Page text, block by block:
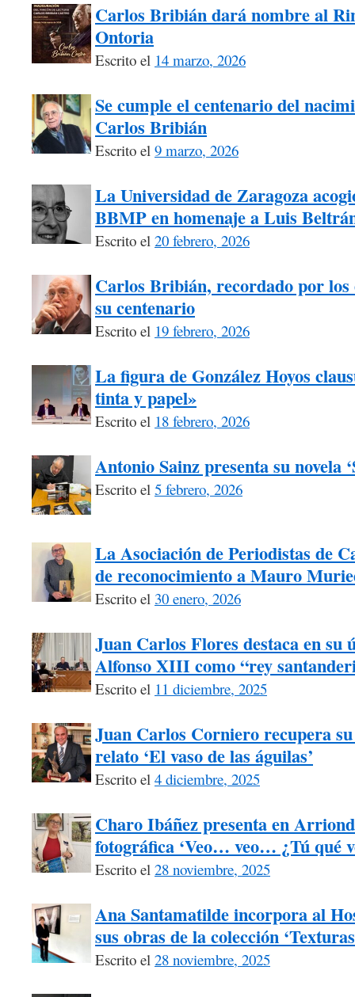
Carlos Bribián dará nombre al
Ontoria
Escrito el 14 marzo, 2026
Se cumple el centenario del
Carlos Bribián
Escrito el 9 marzo, 2026
La Universidad de Zaragoza
BBMP en homenaje a Luis
Escrito el 20 febrero, 2026
Carlos Bribián, recordado por los
su centenario
Escrito el 19 febrero, 2026
La figura de González Hoyos
tinta y papel»
Escrito el 18 febrero, 2026
Antonio Sainz presenta su novela
Escrito el 5 febrero, 2026
La Asociación de Periodistas de
de reconocimiento a Mauro
Escrito el 30 enero, 2026
Juan Carlos Flores destaca en
Alfonso XIII como “rey
Escrito el 11 diciembre, 2025
Juan Carlos Corniero recupera
relato ‘El vaso de las águilas’
Escrito el 4 diciembre, 2025
Charo Ibáñez presenta en
fotográfica ‘Veo… veo… ¿Tú qué
Escrito el 28 noviembre, 2025
Ana Santamatilde incorpora al
sus obras de la colección
Escrito el 28 noviembre, 2025